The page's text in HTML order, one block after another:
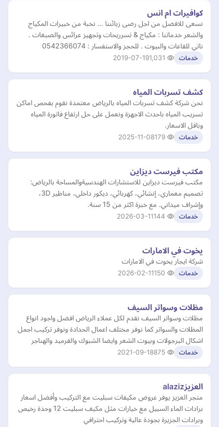
كوافيرات ام انس
نسعى للافضل من اجل رضى زبائننا ... نخبة من خبيرات المكياج
والشعر خدماتنا : مكياج & تسرريحات وتجهيز عرائس والصبغات .
ناتي للقاعات والبيوت . للحجز والاستفسار : 0542366074
خدمات 2019-07-19
كشف تسربات المياه
نحن شركة كشف تسربات المياه بالرياض معتمدة نقوم بفحص اماكن
تسريب المياه باحدث الاجهزة ونعمل على حل ارتفاع فاتورة المياه
وباقل الاسعار.
خدمات 2025-11-08
مكتب فيرست ديزاين
مكتب فيرست ديزاين للاستشارات الهندسيةوالمساحة بالرياض:
تصميم معماري، إنشائي، كهربائي، ديكور داخلي، مناظير 3D،
وإشراف ميداني. مع خبرة اكثر من 15 سنة.
خدمات 2026-03-11
يخوت في الامارات
شركة ايجار يخوت في الامارات
خدمات 2026-02-11
مظلات وسواتر السيف
مظلات وسواتر السيف نقدم لكل عملاء الرياض افضل واجود انواع
المظلات والسواتر كما نوفر مختلف اعمال الحدادة ونوفر تركيب اجمل
اشكال البرجولات وبيوت الشعر وايضا الشبوك والقرميد والهناجر
خدمات 2021-09-18
العزيزalaziz
متجر العزيز يوفر عروض مكيفات سبليت مع التركيب وأفضل اسعار
برادات الماء السبيل مع خيارات مثل مكيف سبليت 12 وحدة رخيص
وبرادات الجزيرة بجودة عالية وتركيب احترافي